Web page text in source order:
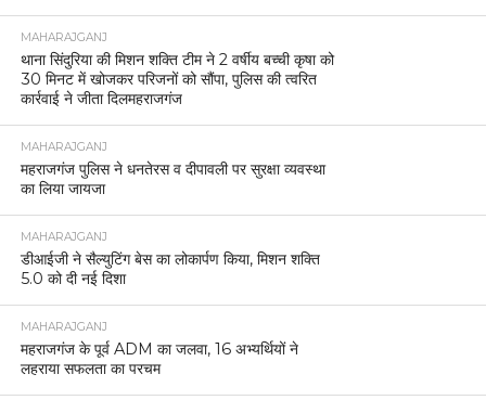
MAHARAJGANJ
थाना सिंदुरिया की मिशन शक्ति टीम ने 2 वर्षीय बच्ची कृषा को
30 मिनट में खोजकर परिजनों को सौंपा, पुलिस की त्वरित
कार्रवाई ने जीता दिलमहराजगंज
MAHARAJGANJ
महराजगंज पुलिस ने धनतेरस व दीपावली पर सुरक्षा व्यवस्था
का लिया जायजा
MAHARAJGANJ
डीआईजी ने सैल्युटिंग बेस का लोकार्पण किया, मिशन शक्ति
5.0 को दी नई दिशा
MAHARAJGANJ
महराजगंज के पूर्व ADM का जलवा, 16 अभ्यर्थियों ने
लहराया सफलता का परचम